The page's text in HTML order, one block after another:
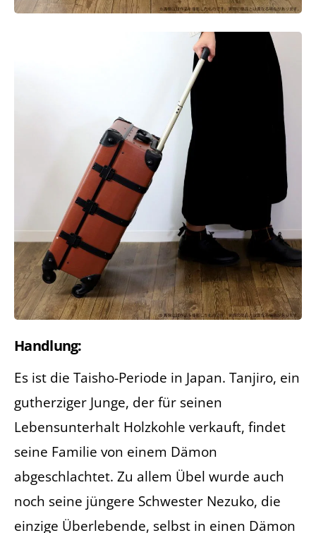
Handlung:
Es ist die Taisho-Periode in Japan. Tanjiro, ein
gutherziger Junge, der für seinen
Lebensunterhalt Holzkohle verkauft, findet
seine Familie von einem Dämon
abgeschlachtet. Zu allem Übel wurde auch
noch seine jüngere Schwester Nezuko, die
einzige Überlebende, selbst in einen Dämon